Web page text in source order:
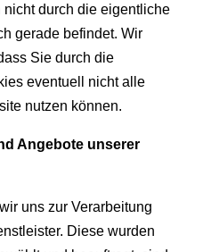
durch die eigentliche
gerade befindet. Wir
Sie durch die
eventuell nicht alle
nutzen können.
Angebote unserer
uns zur Verarbeitung
Diese wurden